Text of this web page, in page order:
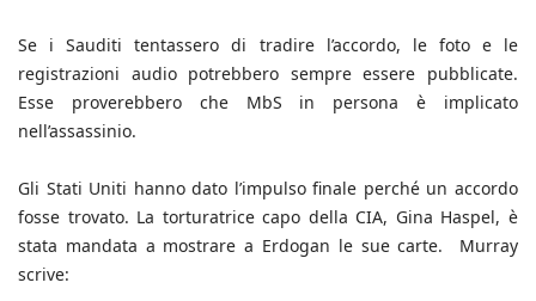
Se i Sauditi tentassero di tradire l’accordo, le foto e le
registrazioni audio potrebbero sempre essere pubblicate.
Esse proverebbero che MbS in persona è implicato
nell’assassinio.
Gli Stati Uniti hanno dato l’impulso finale perché un accordo
fosse trovato. La torturatrice capo della CIA, Gina Haspel, è
stata mandata a mostrare a Erdogan le sue carte. Murray
scrive: